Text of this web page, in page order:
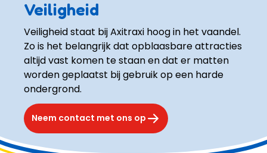
Veiligheid
Veiligheid staat bij Axitraxi hoog in het vaandel.
Zo is het belangrijk dat opblaasbare attracties
altijd vast komen te staan en dat er matten
worden geplaatst bij gebruik op een harde
ondergrond.
Neem contact met ons op